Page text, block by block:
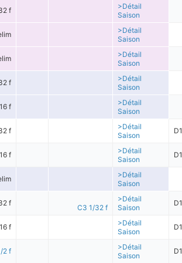
f
>Détail
Saison
>Détail
Saison
>Détail
Saison
f
>Détail
Saison
f
>Détail
Saison
f
>Détail
Saison
D1
f
>Détail
Saison
D1
>Détail
Saison
f
C3 1/32 f
>Détail
Saison
D1
f
>Détail
Saison
D1
2 f
>Détail
Saison
D1